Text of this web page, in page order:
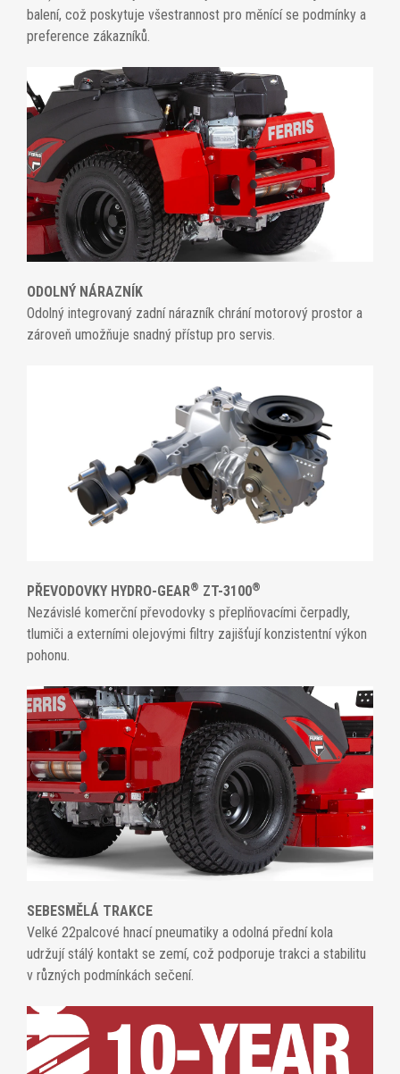
balení, což poskytuje všestrannost pro měnící se podmínky a
preference zákazníků.
ODOLNÝ NÁRAZNÍK
Odolný integrovaný zadní nárazník chrání motorový prostor a
zároveň umožňuje snadný přístup pro servis.
PŘEVODOVKY HYDRO-GEAR® ZT-3100®
Nezávislé komerční převodovky s přeplňovacími čerpadly,
tlumiči a externími olejovými filtry zajišťují konzistentní výkon
pohonu.
SEBESMĚLÁ TRAKCE
Velké 22palcové hnací pneumatiky a odolná přední kola
udržují stálý kontakt se zemí, což podporuje trakci a stabilitu
v různých podmínkách sečení.